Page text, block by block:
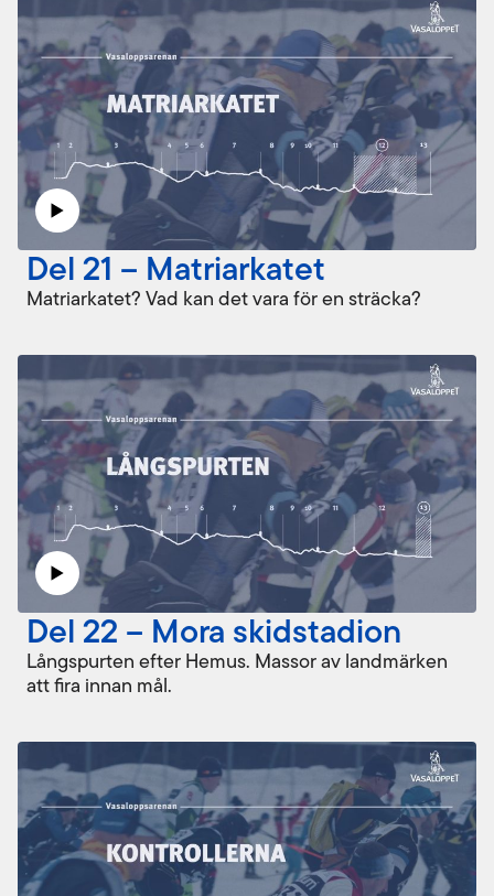
Del 21 – Matriarkatet
Matriarkatet? Vad kan det vara för en sträcka?
Del 22 – Mora skidstadion
Långspurten efter Hemus. Massor av landmärken
att fira innan mål.